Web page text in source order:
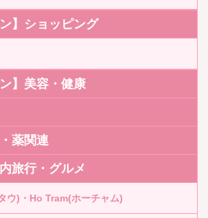
】ショッピング
】美容・健康
薬関連
旅行・グルメ
ウ)・Ho Tram(ホーチャム)